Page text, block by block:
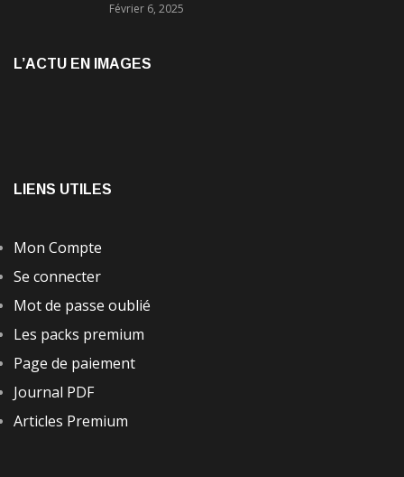
Février 6, 2025
L’ACTU EN IMAGES
LIENS UTILES
Mon Compte
Se connecter
Mot de passe oublié
Les packs premium
Page de paiement
Journal PDF
Articles Premium